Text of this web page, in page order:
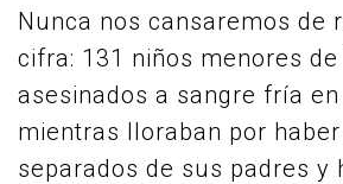
Nunca nos cansaremos de
cifra: 131 niños menores de
asesinados a sangre fría
mientras lloraban por
separados de sus padres y